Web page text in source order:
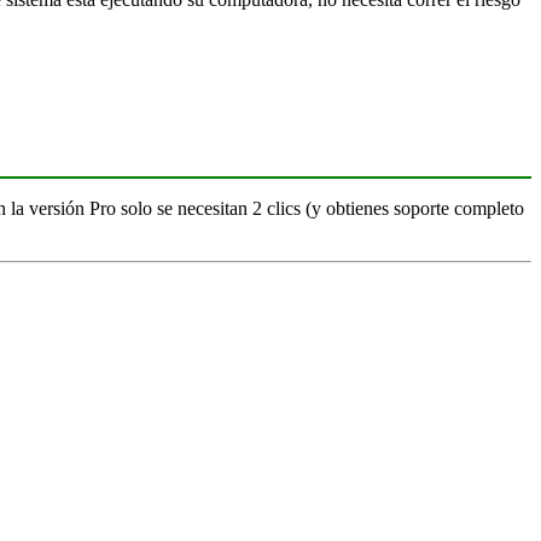
la versión Pro solo se necesitan 2 clics (y obtienes soporte completo